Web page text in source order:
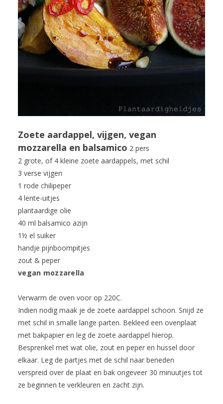
Zoete aardappel, vijgen, vegan
mozzarella en balsamico 2 pers
2 grote, of 4 kleine zoete aardappels, met schil
3 verse vijgen
1 rode chilipeper
4 lente-uitjes
plantaardige olie
40 ml balsamico azijn
1½ el suiker
handje pijnboompitjes
zout & peper
vegan mozzarella
Verwarm de oven voor op 220C.
Indien nodig maak je de zoete aardappel schoon. Snijd ze
met schil in smalle lange parten. Bekleed een ovenplaat
met bakpapier en leg de zoete aardappel hierop.
Besprenkel met wat olie, zout en peper en hussel door
elkaar. Leg de partjes met de schil naar beneden
verspreid over de plaat en bak ongeveer 30 minuutjes tot
ze beginnen te verkleuren en zacht zijn.